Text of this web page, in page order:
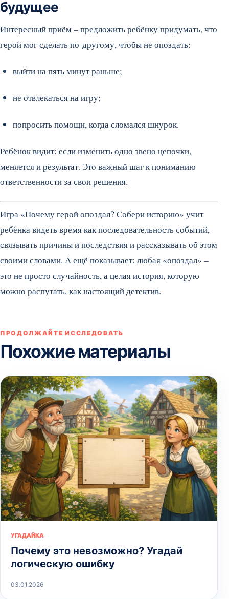
будущее
Интересный приём – предложить ребёнку придумать, что
герой мог сделать по-другому, чтобы не опоздать:
выйти на пять минут раньше;
не отвлекаться на игру;
попросить помощи, когда сломался шнурок.
Ребёнок видит: если изменить одно звено цепочки,
меняется и результат. Это важный шаг к пониманию
ответственности за свои решения.
Игра «Почему герой опоздал? Собери историю» учит
ребёнка видеть время как последовательность событий,
связывать причины и последствия и рассказывать об этом
своими словами. А ещё показывает: любая «опоздал» –
это не просто случайность, а целая история, которую
можно распутать, как настоящий детектив.
ПРОДОЛЖАЙТЕ ИССЛЕДОВАТЬ
Похожие материалы
УГАДАЙКА
Почему это невозможно? Угадай
логическую ошибку
03.01.2026